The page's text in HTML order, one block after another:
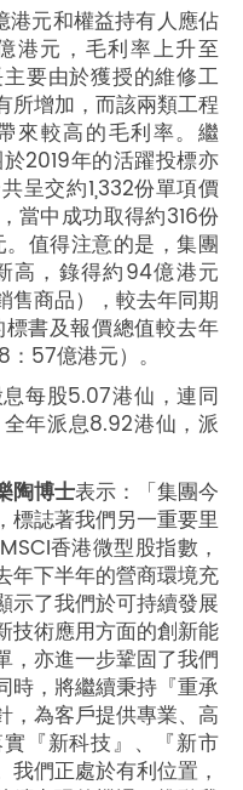
元和權益持有人應佔
港元，毛利率上升至
主要由於獲授的維修工
所增加，而該兩類工程
來較高的毛利率。繼
2019年的活躍投標亦
呈交約1,332份單項價
當中成功取得約316份
值得注意的是，集團
高，錄得約94億港元
售商品），較去年同期
書及報價總值較去年
57億港元）。
每股5.07港仙，連同
年派息8.92港仙，派
陶博士表示：「集團今
標誌著我們另一重要里
香港微型股指數，
年下半年的營商環境充
示了我們於可持續發展
技術應用方面的創新能
，亦進一步鞏固了我們
時，將繼續秉持『重承
，為客戶提供專業、高
『新科技』、『新市
們正處於有利位置，